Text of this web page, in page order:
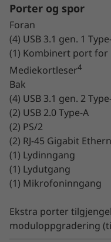
Allsidig
P720 har
system som har
Konfigurer bare
for å få den beste
funksjonalitet og
Raskere
Porter og spor
Foran
(4) USB 3.1 gen. 1
(1) Kombinert port
Mediekortleser4
Bak
(4) USB 3.1 gen. 2
(2) USB 2.0 Type-A
(2) PS/2
(2) RJ-45 Gigabit
(1) Lydinngang
(1) Lydutgang
(1) Mikrofoninngang
Ekstra porter
moduloppgradering